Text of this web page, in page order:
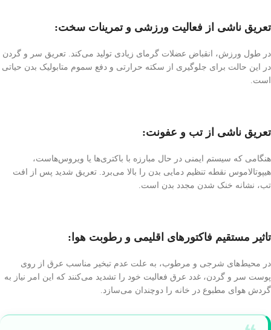
تعریق ناشی از فعالیت ورزشی و تمرینات سخت:
در طول ورزش، انقباض عضلات گرمای زیادی تولید می‌کند. تعریق سر و گردن
در این حالت برای جلوگیری از سکته حرارتی و دفع سموم متابولیک بدن حیاتی
است.
تعریق ناشی از تب و عفونت:
هنگامی که سیستم ایمنی در حال مبارزه با باکتری‌ها یا ویروس‌هاست،
هیپوتالاموس نقطه تنظیم دمایی بدن را بالا می‌برد. تعریق شدید پس از افت
تب، نشانه خنک شدن مجدد بدن است.
تاثیر مستقیم فاکتورهای اقلیمی و رطوبت هوا:
در محیط‌های شرجی و مرطوب، به علت عدم تبخیر مناسب عرق از روی
پوست سر و گردن، غدد عرق فعالیت خود را تشدید می‌کنند که این امر نیاز به
گردش هوای مطبوع در خانه را دوچندان می‌سازد.